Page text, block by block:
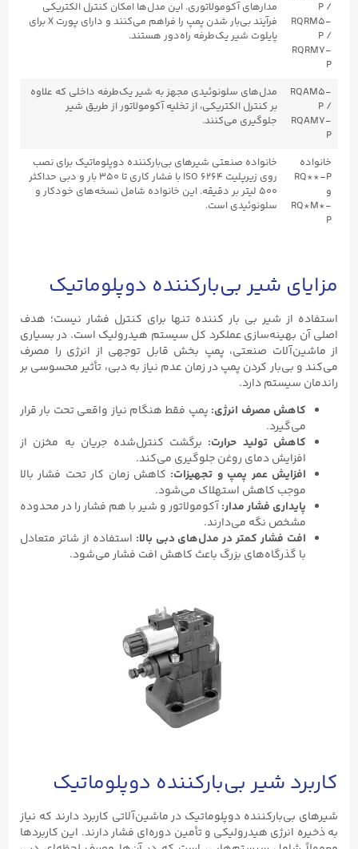
P /
RQRM5-
P /
RQRM7-
P
مدارهای آکومولاتوری. این مدل‌ها امکان کنترل الکتریکی
فرآیند بی‌بار شدن پمپ را فراهم می‌کنند و دارای پورت X برای
پایلوت شیر یک‌طرفه راه‌دور هستند.
RQAM5-
P /
RQAM7-
P
مدل‌های سلونوئیدی مجهز به شیر یک‌طرفه داخلی که علاوه
بر کنترل الکتریکی، از تخلیه آکومولاتور از طریق شیر
جلوگیری می‌کنند.
خانواده
RQ**-P
و
RQ*M*-
P
خانواده صنعتی شیرهای بی‌بارکننده دوپلوماتیک برای نصب
روی زیرپلیت ISO ۶۲۶۴ با فشار کاری تا ۳۵۰ بار و دبی حداکثر
۵۰۰ لیتر بر دقیقه. این خانواده شامل نسخه‌های خودکار و
سلونوئیدی است.
مزایای شیر بی‌بارکننده دوپلوماتیک
استفاده از شیر بی بار کننده تنها برای کنترل فشار نیست؛ هدف
اصلی آن بهینه‌سازی عملکرد کل سیستم هیدرولیک است. در بسیاری
از ماشین‌آلات صنعتی، پمپ بخش قابل توجهی از انرژی را مصرف
می‌کند و بی‌بار کردن پمپ در زمان عدم نیاز به دبی، تأثیر محسوسی بر
راندمان سیستم دارد.
کاهش مصرف انرژی: پمپ فقط هنگام نیاز واقعی تحت بار قرار
می‌گیرد.
کاهش تولید حرارت: برگشت کنترل‌شده جریان به مخزن از
افزایش دمای روغن جلوگیری می‌کند.
افزایش عمر پمپ و تجهیزات: کاهش زمان کار تحت فشار بالا
موجب کاهش استهلاک می‌شود.
پایداری فشار مدار:آکومولاتور و شیر با هم فشار را در محدوده
مشخص نگه می‌دارند.
افت فشار کمتر در مدل‌های دبی بالا: استفاده از شاتر متعادل
با گذرگاه‌های بزرگ باعث کاهش افت فشار می‌شود.
کاربرد شیر بی‌بارکننده دوپلوماتیک
شیرهای بی‌بارکننده دوپلوماتیک در ماشین‌آلاتی کاربرد دارند که نیاز
به ذخیره انرژی هیدرولیکی و تأمین دوره‌ای فشار دارند. این کاربردها